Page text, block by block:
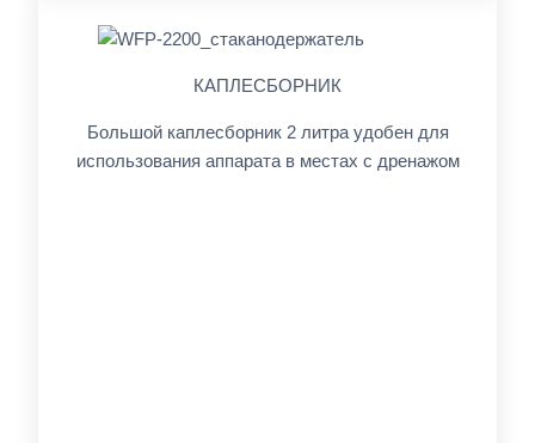
КАПЛЕСБОРНИК
Большой каплесборник 2 литра удобен для
использования аппарата в местах с дренажом